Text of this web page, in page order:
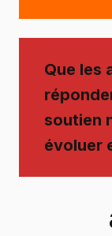
Que les
soutien
évoluer